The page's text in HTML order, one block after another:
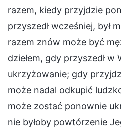
razem, kiedy przyjdzie
przyszedł wcześniej, był
razem znów może być
dziełem, gdy przyszedł w
ukrzyżowanie; gdy
może nadal odkupić
może zostać ponownie
nie byłoby powtórzenie